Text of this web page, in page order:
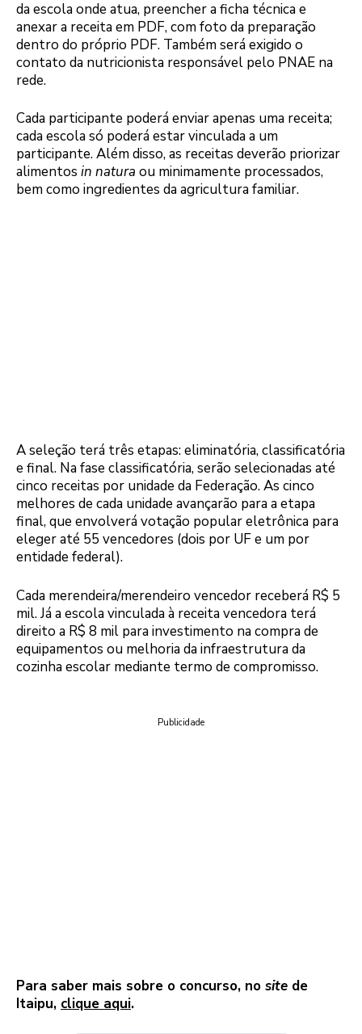
da escola onde atua, preencher a ficha técnica e
anexar a receita em PDF, com foto da preparação
dentro do próprio PDF. Também será exigido o
contato da nutricionista responsável pelo PNAE na
rede.
Cada participante poderá enviar apenas uma receita;
cada escola só poderá estar vinculada a um
participante. Além disso, as receitas deverão priorizar
alimentos in natura ou minimamente processados,
bem como ingredientes da agricultura familiar.
A seleção terá três etapas: eliminatória, classificatória
e final. Na fase classificatória, serão selecionadas até
cinco receitas por unidade da Federação. As cinco
melhores de cada unidade avançarão para a etapa
final, que envolverá votação popular eletrônica para
eleger até 55 vencedores (dois por UF e um por
entidade federal).
Cada merendeira/merendeiro vencedor receberá R$ 5
mil. Já a escola vinculada à receita vencedora terá
direito a R$ 8 mil para investimento na compra de
equipamentos ou melhoria da infraestrutura da
cozinha escolar mediante termo de compromisso.
Publicidade
Para saber mais sobre o concurso, no site de
Itaipu, clique aqui.